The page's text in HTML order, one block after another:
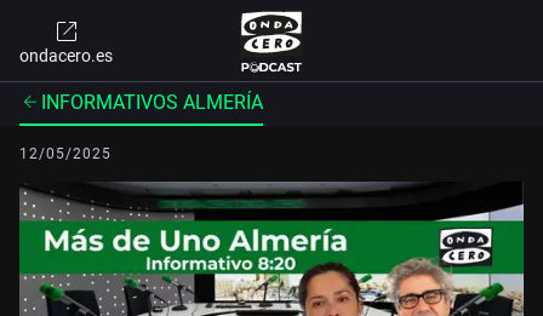
ondacero.es
INFORMATIVOS ALMERÍA
12/05/2025